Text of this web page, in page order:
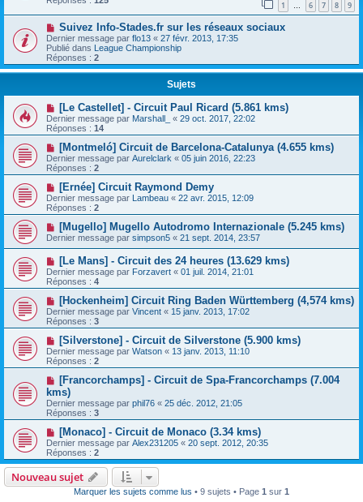
1 … 6 7 8 9
Suivez Info-Stades.fr sur les réseaux sociaux
Dernier message par flo13 « 27 févr. 2013, 17:35
Publié dans League Championship
Réponses : 2
Sujets
[Le Castellet] - Circuit Paul Ricard (5.861 kms)
Dernier message par Marshall_ « 29 oct. 2017, 22:02
Réponses : 14
[Montmeló] Circuit de Barcelona-Catalunya (4.655 kms)
Dernier message par Aurelclark « 05 juin 2016, 22:23
Réponses : 2
[Ernée] Circuit Raymond Demy
Dernier message par Lambeau « 22 avr. 2015, 12:09
Réponses : 2
[Mugello] Mugello Autodromo Internazionale (5.245 kms)
Dernier message par simpson5 « 21 sept. 2014, 23:57
[Le Mans] - Circuit des 24 heures (13.629 kms)
Dernier message par Forzavert « 01 juil. 2014, 21:01
Réponses : 4
[Hockenheim] Circuit Ring Baden Württemberg (4,574 kms)
Dernier message par Vincent « 15 janv. 2013, 17:02
Réponses : 3
[Silverstone] - Circuit de Silverstone (5.900 kms)
Dernier message par Watson « 13 janv. 2013, 11:10
Réponses : 2
[Francorchamps] - Circuit de Spa-Francorchamps (7.004
kms)
Dernier message par phil76 « 25 déc. 2012, 21:05
Réponses : 3
[Monaco] - Circuit de Monaco (3.34 kms)
Dernier message par Alex231205 « 20 sept. 2012, 20:35
Réponses : 2
Nouveau sujet
Marquer les sujets comme lus • 9 sujets • Page 1 sur 1